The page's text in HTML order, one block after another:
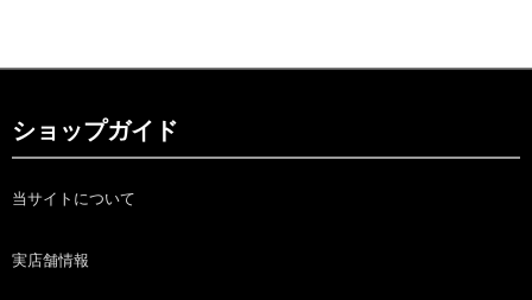
ショップガイド
当サイトについて
実店舗情報